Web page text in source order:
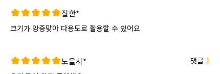
잘한*
크기가 앙증맞아 다용도로 활용할 수 있어요
노을시* 댓글 1